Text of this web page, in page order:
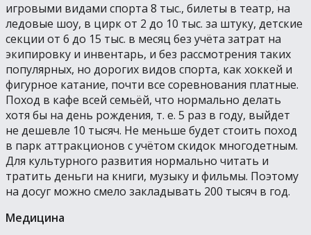
игровыми видами спорта 8 тыс., билеты в театр, на
ледовые шоу, в цирк от 2 до 10 тыс. за штуку, детские
секции от 6 до 15 тыс. в месяц без учёта затрат на
экипировку и инвентарь, и без рассмотрения таких
популярных, но дорогих видов спорта, как хоккей и
фигурное катание, почти все соревнования платные.
Поход в кафе всей семьёй, что нормально делать
хотя бы на день рождения, т. е. 5 раз в году, выйдет
не дешевле 10 тысяч. Не меньше будет стоить поход
в парк аттракционов с учётом скидок многодетным.
Для культурного развития нормально читать и
тратить деньги на книги, музыку и фильмы. Поэтому
на досуг можно смело закладывать 200 тысяч в год.
Медицина